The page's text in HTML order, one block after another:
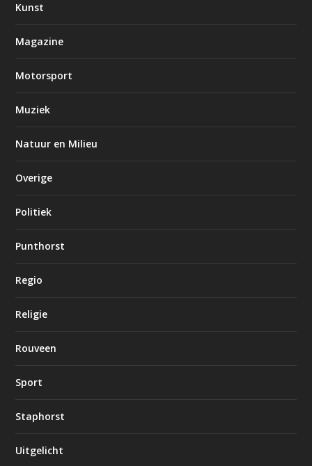
Kunst
Magazine
Motorsport
Muziek
Natuur en Milieu
Overige
Politiek
Punthorst
Regio
Religie
Rouveen
Sport
Staphorst
Uitgelicht